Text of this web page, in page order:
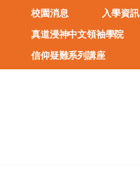
校園消息 入學資訊
真道浸神中文領袖學院
信仰疑難系列講座